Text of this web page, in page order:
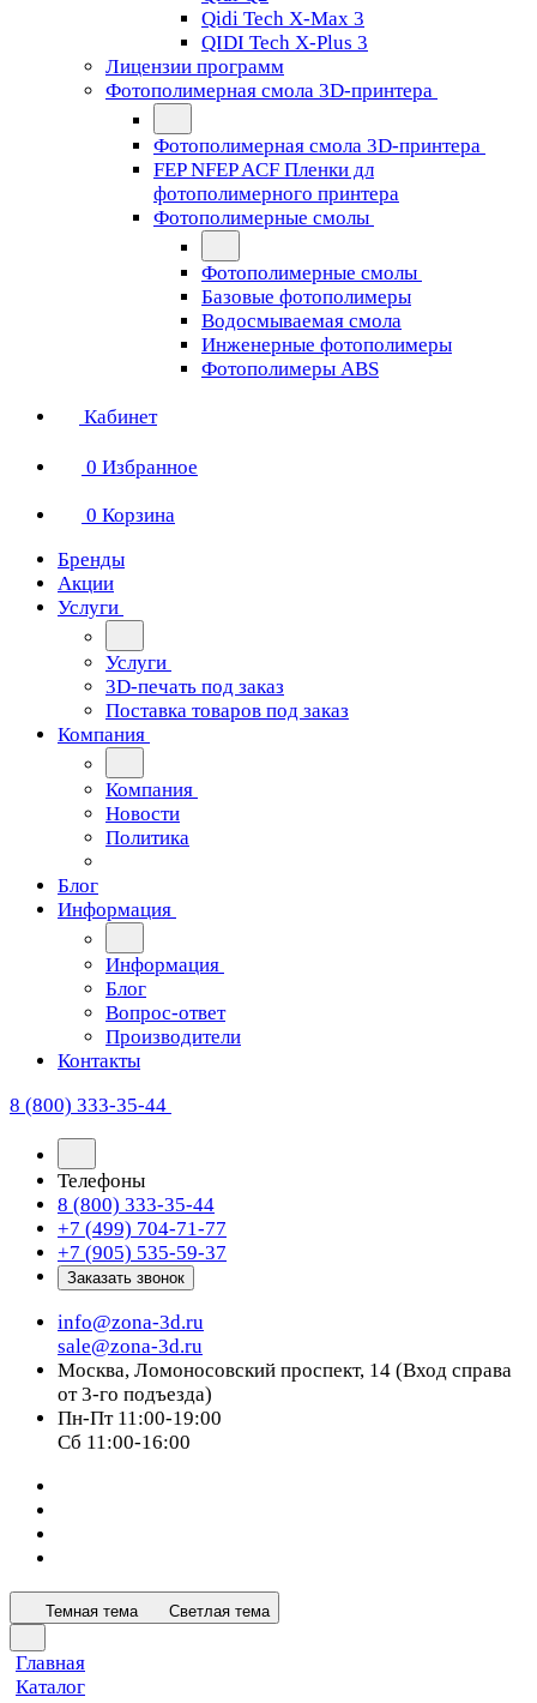
Qidi Tech X-Max 3
QIDI Tech X-Plus 3
Лицензии программ
Фотополимерная смола 3D-принтера
Фотополимерная смола 3D-принтера
FEP NFEP ACF Пленки дл
фотополимерного принтера
Фотополимерные смолы
Фотополимерные смолы
Базовые фотополимеры
Водосмываемая смола
Инженерные фотополимеры
Фотополимеры ABS
Кабинет
0 Избранное
0 Корзина
Бренды
Акции
Услуги
Услуги
3D-печать под заказ
Поставка товаров под заказ
Компания
Компания
Новости
Политика
Блог
Информация
Информация
Блог
Вопрос-ответ
Производители
Контакты
8 (800) 333-35-44
Телефоны
8 (800) 333-35-44
+7 (499) 704-71-77
+7 (905) 535-59-37
Заказать звонок
info@zona-3d.ru
sale@zona-3d.ru
Москва, Ломоносовский проспект, 14 (Вход справа
от 3-го подъезда)
Пн-Пт 11:00-19:00
Сб 11:00-16:00
Темная тема Светлая тема
Главная
Каталог